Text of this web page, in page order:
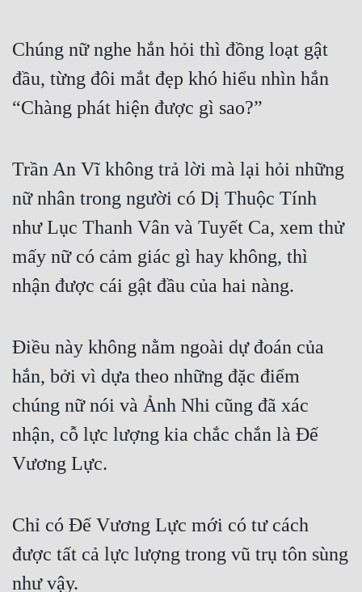
Chúng nữ nghe hắn hỏi thì đồng loạt gật
đầu, từng đôi mắt đẹp khó hiểu nhìn hắn
“Chàng phát hiện được gì sao?”
Trần An Vĩ không trả lời mà lại hỏi những
nữ nhân trong người có Dị Thuộc Tính
như Lục Thanh Vân và Tuyết Ca, xem thử
mấy nữ có cảm giác gì hay không, thì
nhận được cái gật đầu của hai nàng.
Điều này không nằm ngoài dự đoán của
hắn, bởi vì dựa theo những đặc điểm
chúng nữ nói và Ảnh Nhi cũng đã xác
nhận, cỗ lực lượng kia chắc chắn là Đế
Vương Lực.
Chỉ có Đế Vương Lực mới có tư cách
được tất cả lực lượng trong vũ trụ tôn sùng
như vậy.